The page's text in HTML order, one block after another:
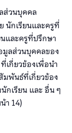
ส่วนบุคคล
นักเรียนและครูที่
และครูที่ปรึกษา
มูลส่วนบุคคลของ
เกี่ยวข้องเพื่อนำ
มพันธ์ที่เกี่ยวข้อง
กเรียน และ อื่น ๆ
า 14)